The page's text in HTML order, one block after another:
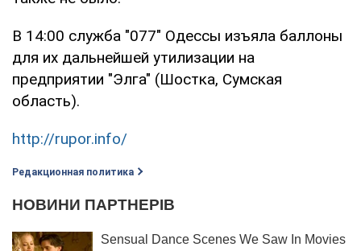
В 14:00 служба "077" Одессы изъяла баллоны
для их дальнейшей утилизации на
предприятии "Элга" (Шостка, Сумская
область).
http://rupor.info/
Редакционная политика